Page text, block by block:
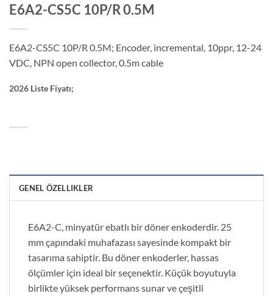
E6A2-CS5C 10P/R 0.5M
E6A2-CS5C 10P/R 0.5M; Encoder, incremental, 10ppr, 12-24
VDC, NPN open collector, 0.5m cable
2026 Liste Fiyatı;
GENEL ÖZELLIKLER
E6A2-C, minyatür ebatlı bir döner enkoderdir. 25
mm çapındaki muhafazası sayesinde kompakt bir
tasarıma sahiptir. Bu döner enkoderler, hassas
ölçümler için ideal bir seçenektir. Küçük boyutuyla
birlikte yüksek performans sunar ve çeşitli